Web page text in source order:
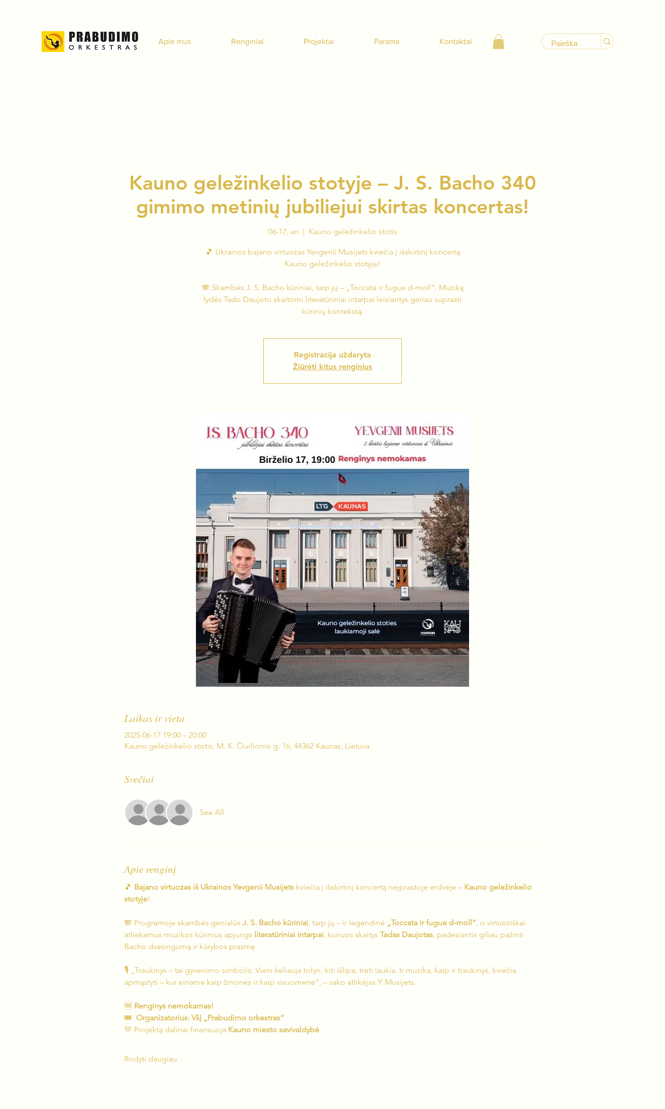
Apie mus Renginiai Projektai Parama Kontaktai
Kauno geležinkelio stotyje – J. S. Bacho 340
gimimo metinių jubiliejui skirtas koncertas!
06-17, an
  |
Kauno geležinkelio stotis
🎵 Ukrainos bajano virtuozas Yevgenii Musijets kviečia į išskirtinį koncertą
Kauno geležinkelio stotyje!
🪗 Skambės J. S. Bacho kūriniai, tarp jų – „Toccata ir fugue d-moll“. Muziką
lydės Tado Daujoto skaitomi literatūriniai intarpai leisiantys geriau suprasti
kūrinių kontekstą.
Registracija uždaryta
Žiūrėti kitus renginius
Laikas ir vieta
2025-06-17 19:00 – 20:00
Kauno geležinkelio stotis, M. K. Čiurlionio g. 16, 44362 Kaunas, Lietuva
Svečiai
See All
Apie renginį
🎵 Bajano virtuozas iš Ukrainos Yevgenii Musijets kviečia į išskirtinį koncertą neįprastoje erdvėje – Kauno geležinkelio
stotyje!
🪗 Programoje skambės genialūs J. S. Bacho kūriniai, tarp jų – ir legendinė „Toccata ir fugue d-moll“, o virtuoziškai
atliekamus muzikos kūrinius apjungs literatūriniai intarpai, kuriuos skaitys Tadas Daujotas, padėsiantis giliau pažinti
Bacho dvasingumą ir kūrybos prasmę.
🎙 „Traukinys – tai gyvenimo simbolis. Vieni keliauja tolyn, kiti išlipa, treti laukia. Ir muzika, kaip ir traukinys, kviečia
apmąstyti – kur einame kaip žmonės ir kaip visuomenė“, – sako atlikėjas Y. Musijets.
🆓 Renginys nemokamas!
🎟 Organizatorius: VšĮ „Prabudimo orkestras“
💛 Projektą dalinai finansuoja Kauno miesto savivaldybė
Rodyti daugiau